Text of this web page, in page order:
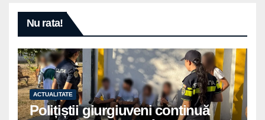
Nu rata!
ACTUALITATE
Polițiștii giurgiuveni continuă